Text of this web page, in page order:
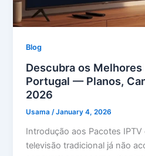
Blog
Descubra os
Portugal — Planos,
2026
Usama/January 4, 2026
Introdução aos Pacotes IPTV
televisão tradicional já não